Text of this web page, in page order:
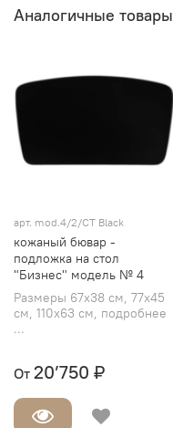
Аналогичные товары
арт. mod.4/2/СТ Black
кожаный бювар -
подложка на стол
"Бизнес" модель № 4
Размеры 67х38 см, 77х45
см, 110х63 см, подробнее
...
От 20’750 ₽